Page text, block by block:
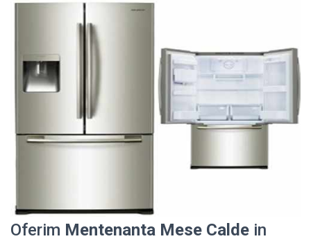
Oferim Mentenanta Mese Calde in